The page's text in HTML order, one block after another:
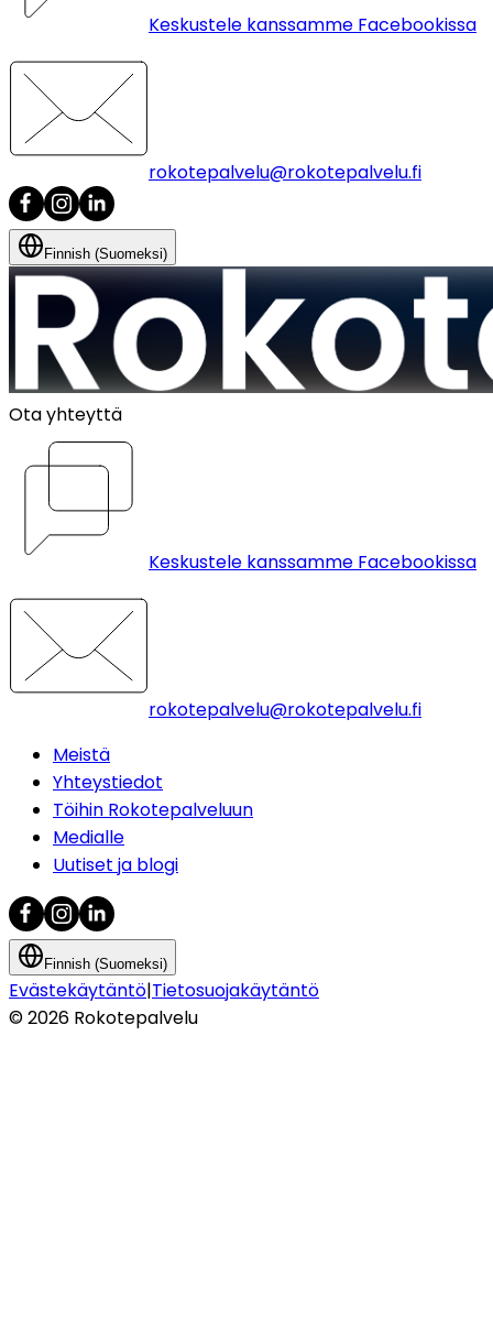
Keskustele kanssamme Facebookissa
rokotepalvelu@rokotepalvelu.fi
Finnish (Suomeksi)
Ota yhteyttä
Keskustele kanssamme Facebookissa
rokotepalvelu@rokotepalvelu.fi
Meistä
Yhteystiedot
Töihin Rokotepalveluun
Medialle
Uutiset ja blogi
Finnish (Suomeksi)
Evästekäytäntö|Tietosuojakäytäntö
©2026 Rokotepalvelu